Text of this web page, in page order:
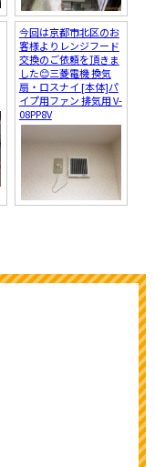
今回は京都市北区のお
客様よりレンジフード
交換のご依頼を頂きま
した😊三菱電機 換気
扇・ロスナイ [本体]パ
イプ用ファン 排気用 V-
08PP8V